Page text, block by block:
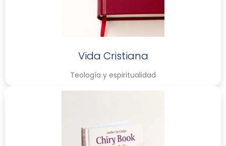
Vida Cristiana
Teología y espiritualidad